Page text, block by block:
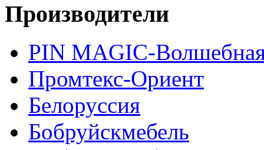
Производители
PIN MAGIС-
Промтекс-Ориент
Белоруссия
Бобруйскмебель